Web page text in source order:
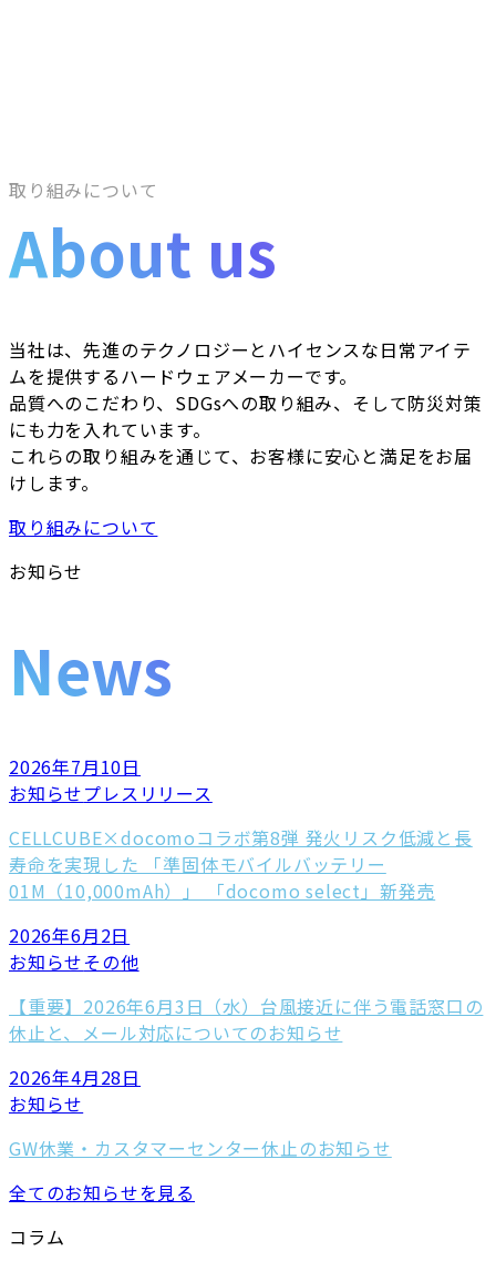
取り組みについて
About us
当社は、先進のテクノロジーとハイセンスな日常アイテ
ムを提供するハードウェアメーカーです。
品質へのこだわり、SDGsへの取り組み、そして防災対策
にも力を入れています。
これらの取り組みを通じて、お客様に安心と満足をお届
けします。
取り組みについて
お知らせ
News
2026年7月10日
お知らせプレスリリース
CELLCUBE×docomoコラボ第8弾 発火リスク低減と長
寿命を実現した 「準固体モバイルバッテリー
01M（10,000mAh）」 「docomo select」新発売
2026年6月2日
お知らせその他
【重要】2026年6月3日（水）台風接近に伴う電話窓口の
休止と、メール対応についてのお知らせ
2026年4月28日
お知らせ
GW休業・カスタマーセンター休止のお知らせ
全てのお知らせを見る
コラム